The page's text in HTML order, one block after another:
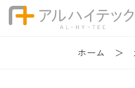
ホーム